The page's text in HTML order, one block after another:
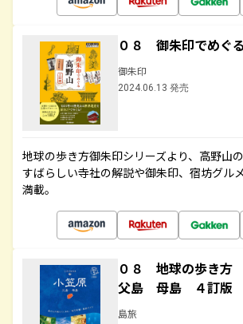
０８ 御朱印でめぐ
御朱印
2024.06.13 発売
地球の歩き方御朱印シリーズより、高野山
すばらしい寺社の解説や御朱印、宿坊グル
満載。
０８ 地球の歩き
父島 母島 ４訂版
島旅